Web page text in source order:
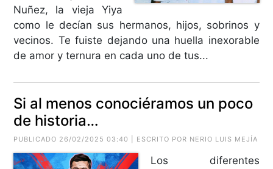
Nuñez, la vieja Yiya
como le decían sus hermanos, hijos, sobrinos y
vecinos. Te fuiste dejando una huella inexorable
de amor y ternura en cada uno de tus...
Si al menos conociéramos un poco
de historia…
PUBLICADO 26/02/2025 03:40 | ESCRITO POR NERIO LUIS MEJÍA
Los diferentes